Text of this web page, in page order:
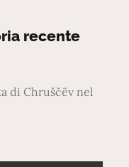
recente
di Chruščëv nel